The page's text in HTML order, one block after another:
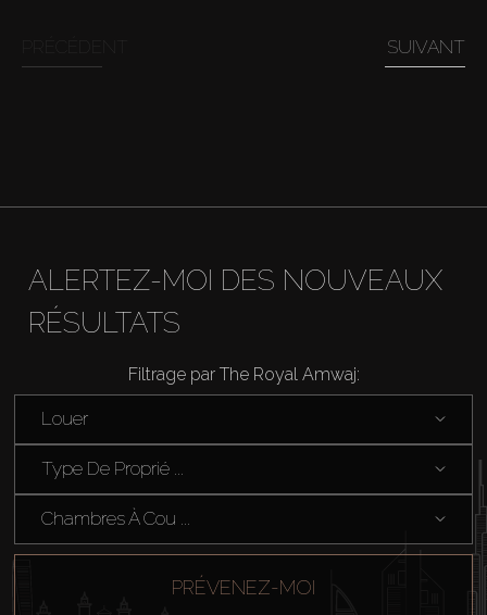
About Us
SUIVANT
ALERTEZ-MOI DES NOUVEAUX
RÉSULTATS
Filtrage par The Royal Amwaj:
Louer
Type De Proprié ...
Chambres À Cou ...
PRÉVENEZ-MOI